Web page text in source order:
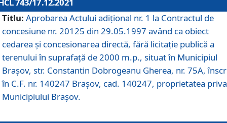
743/17.12.2021
Titlu: Aprobarea Actului adiţional nr. 1 la Contractul de
concesiune nr. 20125 din 29.05.1997 având ca obiect
cedarea și concesionarea directă, fără licitație publică a
terenului în suprafață de 2000 m.p., situat în Municipiul
Brașov, str. Constantin Dobrogeanu Gherea, nr. 75A,
în C.F. nr. 140247 Brașov, cad. 140247, proprietatea
Municipiului Brașov.